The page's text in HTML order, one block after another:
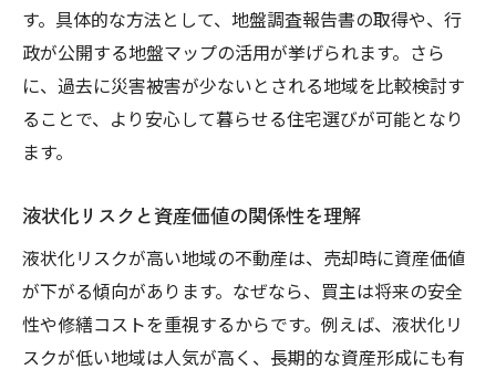
す。具体的な方法として、地盤調査報告書の取得や、行
政が公開する地盤マップの活用が挙げられます。さら
に、過去に災害被害が少ないとされる地域を比較検討す
ることで、より安心して暮らせる住宅選びが可能となり
ます。
液状化リスクと資産価値の関係性を理解
液状化リスクが高い地域の不動産は、売却時に資産価値
が下がる傾向があります。なぜなら、買主は将来の安全
性や修繕コストを重視するからです。例えば、液状化リ
スクが低い地域は人気が高く、長期的な資産形成にも有